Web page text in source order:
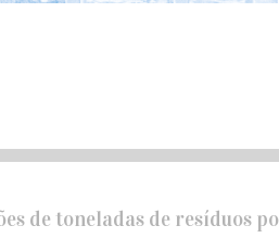
de toneladas de resíduos